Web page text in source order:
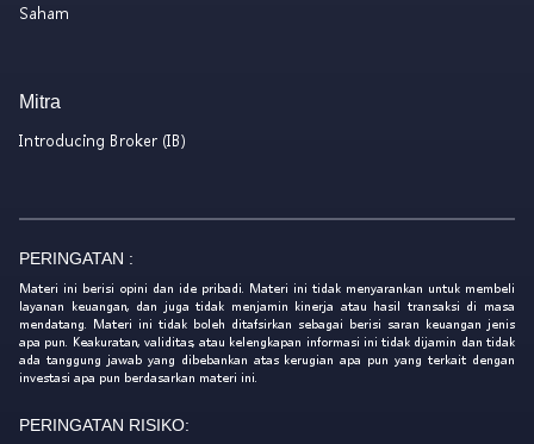
Saham
Mitra
Introducing Broker (IB)
PERINGATAN :
Materi ini berisi opini dan ide pribadi. Materi ini tidak menyarankan untuk membeli
layanan keuangan, dan juga tidak menjamin kinerja atau hasil transaksi di masa
mendatang. Materi ini tidak boleh ditafsirkan sebagai berisi saran keuangan jenis
apa pun. Keakuratan, validitas, atau kelengkapan informasi ini tidak dijamin dan tidak
ada tanggung jawab yang dibebankan atas kerugian apa pun yang terkait dengan
investasi apa pun berdasarkan materi ini.
PERINGATAN RISIKO: